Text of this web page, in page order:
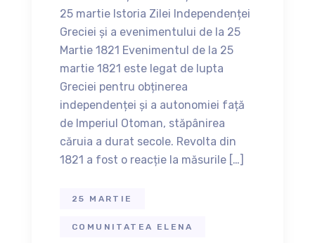
25 martie Istoria Zilei Independenței
Greciei și a evenimentului de la 25
Martie 1821 Evenimentul de la 25
martie 1821 este legat de lupta
Greciei pentru obținerea
independenței și a autonomiei față
de Imperiul Otoman, stăpânirea
căruia a durat secole. Revolta din
1821 a fost o reacție la măsurile […]
25 MARTIE
COMUNITATEA ELENA